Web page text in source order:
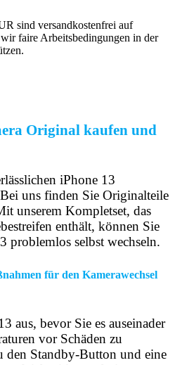
sind versandkostenfrei auf
faire Arbeitsbedingungen in der
Original kaufen und
iPhone 13
uns finden Sie Originalteile
unserem Kompletset, das
enthält, können Sie
problemlos selbst wechseln.
für den Kamerawechsel
aus, bevor Sie es auseinader
vor Schäden zu
den Standby-Button und eine